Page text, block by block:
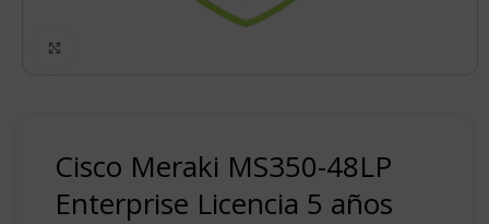
Cisco Meraki MS350-48LP
Enterprise Licencia 5 años